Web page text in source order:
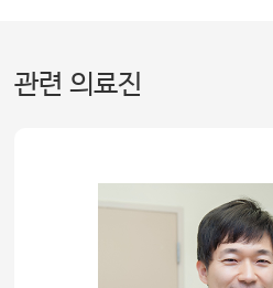
관련 의료진